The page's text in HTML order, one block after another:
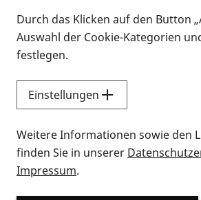
Infomaterial
Infomaterial
Vorlesen
Alle
Sie möchten
Durch das Klicken auf den Button
Auswahl der Cookie-Kategorien
festlegen.
Einstellungen
Weitere Informationen sowie den
finden Sie in unserer
Impressum.